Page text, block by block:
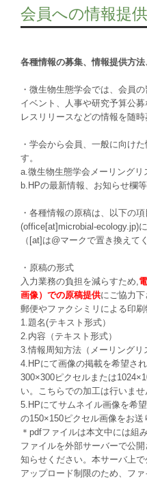
会員への情報提
各種情報の募集、情報提供方
・微生物生態学会では、会員
イベント、人事や研究予算公
レスリリースなどの情報を随時
・学会から会員、一般に向け
す。
a.微生物生態学会メーリングリ
b.HPの最新情報、お知らせ欄
・各種情報の原稿は、以下の
(office[at]microbial-ecology.jp)
（[at]は@マークで置き換えて
・原稿の形式
入力業務の負担を減らすため,
画像）での原稿提供にご協力下
郵便やファクシミリによる印刷
1.題名(テキスト形式）
2.内容（テキスト形式）
3.情報周知方法（メーリングリ
4.HPにて画像の掲載を希望さ
300×300ピクセルまたは
い。こちらでの加工は行いませ
5.HPにてサムネイル画像を希
の150×150ピクセル画像をお送
＊pdfファイルは本文中には組
ファイルを外部サーバーで公
知らせください。本サーバ上
アップロード制限のため、フ